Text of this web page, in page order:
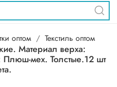
оптом Текстиль оптом
Материал верха:
мех. Толстые.12 шт